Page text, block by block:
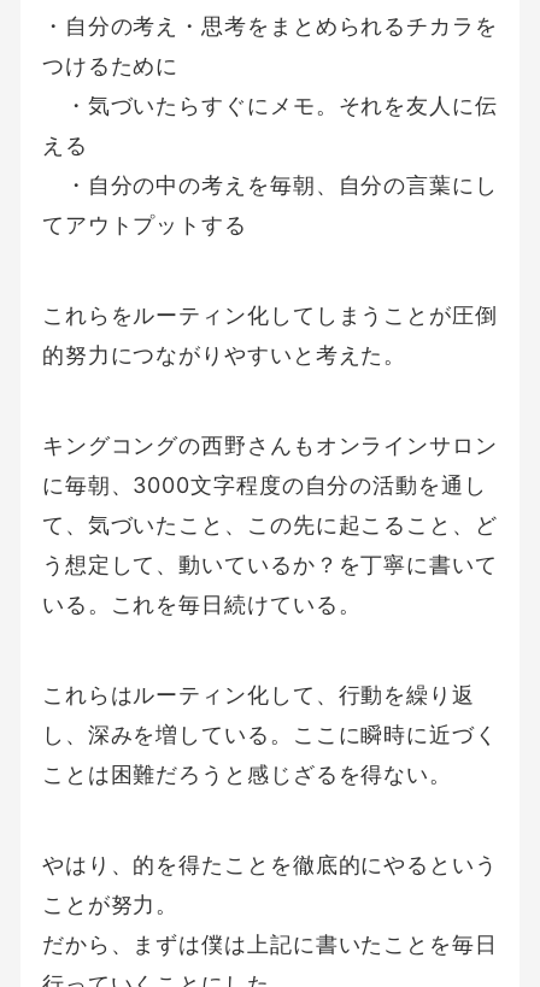
・自分の考え・思考をまとめられるチカラを
つけるために
・気づいたらすぐにメモ。それを友人に伝
える
・自分の中の考えを毎朝、自分の言葉にし
てアウトプットする
これらをルーティン化してしまうことが圧倒
的努力につながりやすいと考えた。
キングコングの西野さんもオンラインサロン
に毎朝、3000文字程度の自分の活動を通し
て、気づいたこと、この先に起こること、ど
う想定して、動いているか？を丁寧に書いて
いる。これを毎日続けている。
これらはルーティン化して、行動を繰り返
し、深みを増している。ここに瞬時に近づく
ことは困難だろうと感じざるを得ない。
やはり、的を得たことを徹底的にやるという
ことが努力。
だから、まずは僕は上記に書いたことを毎日